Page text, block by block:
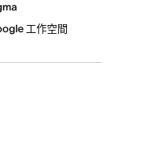
工作空間